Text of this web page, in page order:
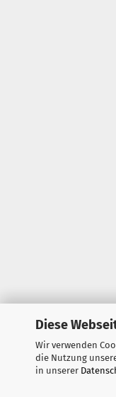
Diese
Wir verwenden
die Nutzung
in unserer